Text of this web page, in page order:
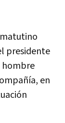
presidente
hombre
en